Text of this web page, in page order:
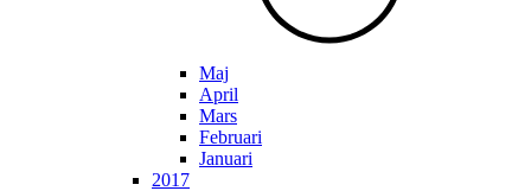
Maj
April
Mars
Februari
Januari
2017